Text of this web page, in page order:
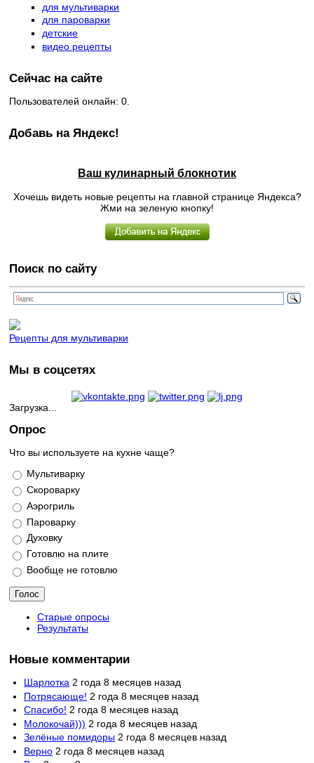
для мультиварки
для пароварки
детские
видео рецепты
Сейчас на сайте
Пользователей онлайн: 0.
Добавь на Яндекс!
Ваш кулинарный блокнотик
Хочешь видеть новые рецепты на главной странице Яндекса?
Жми на зеленую кнопку!
Поиск по сайту
Рецепты для мультиварки
Мы в соцсетях
Загрузка...
Опрос
Что вы используете на кухне чаще?
Варианты
Мультиварку
Скороварку
Аэрогриль
Пароварку
Духовку
Готовлю на плите
Вообще не готовлю
Старые опросы
Результаты
Новые комментарии
Шарлотка 2 года 8 месяцев назад
Потрясающе! 2 года 8 месяцев назад
Спасибо! 2 года 8 месяцев назад
Молокочай))) 2 года 8 месяцев назад
Зелёные помидоры 2 года 8 месяцев назад
Верно 2 года 8 месяцев назад